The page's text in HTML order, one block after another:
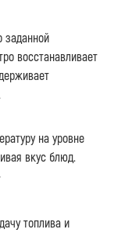
заданной
восстанавливает
на уровне
вкус блюд.
топлива и